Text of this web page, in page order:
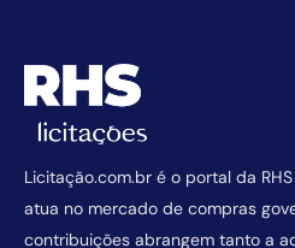
Licitação.com.br é o portal da
atua no mercado de compras
contribuições abrangem tanto a